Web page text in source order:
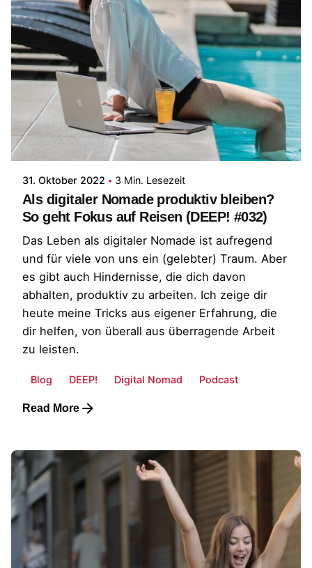
Posted by
31. Oktober 2022 3 Min. Lesezeit
Als digitaler Nomade produktiv bleiben?
So geht Fokus auf Reisen (DEEP! #032)
Das Leben als digitaler Nomade ist aufregend
und für viele von uns ein (gelebter) Traum. Aber
es gibt auch Hindernisse, die dich davon
abhalten, produktiv zu arbeiten. Ich zeige dir
heute meine Tricks aus eigener Erfahrung, die
dir helfen, von überall aus überragende Arbeit
zu leisten.
Blog DEEP! Digital Nomad Podcast
Read More